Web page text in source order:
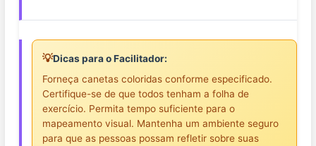
💡Dicas para o Facilitador:
Forneça canetas coloridas conforme especificado.
Certifique-se de que todos tenham a folha de
exercício. Permita tempo suficiente para o
mapeamento visual. Mantenha um ambiente seguro
para que as pessoas possam refletir sobre suas